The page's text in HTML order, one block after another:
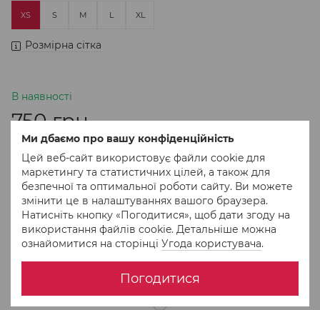
Ми дбаємо про вашу конфіденційність
Цей веб-сайт використовує файли cookie для
маркетингу та статистичних цілей, а також для
безпечної та оптимальної роботи сайту. Ви можете
змінити це в налаштуваннях вашого браузера.
Натисніть кнопку «Погодитися», щоб дати згоду на
використання файлів cookie. Детальніше можна
ознайомитися на сторінці Угода користувача.
Погодитися
XS S M L XL
Розмірна сітка
В наявності
750 грн
В кошик
Придбати в 1 клік
До обраного Порівняти